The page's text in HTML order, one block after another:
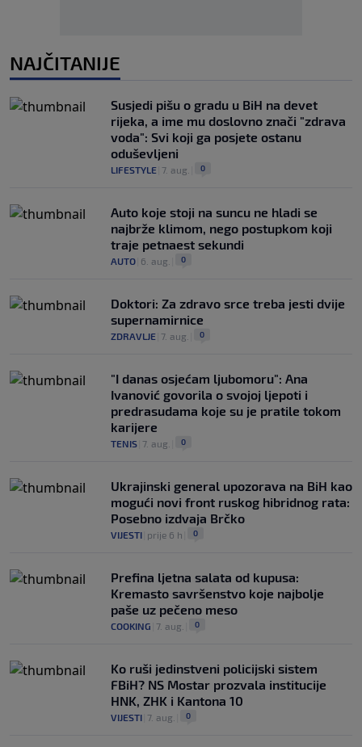
NAJČITANIJE
Susjedi pišu o gradu u BiH na devet
rijeka, a ime mu doslovno znači "zdrava
voda": Svi koji ga posjete ostanu
oduševljeni
LIFESTYLE 7. aug. 0
Auto koje stoji na suncu ne hladi se
najbrže klimom, nego postupkom koji
traje petnaest sekundi
AUTO 6. aug. 0
Doktori: Za zdravo srce treba jesti dvije
supernamirnice
ZDRAVLJE 7. aug. 0
"I danas osjećam ljubomoru": Ana
Ivanović govorila o svojoj ljepoti i
predrasudama koje su je pratile tokom
karijere
TENIS 7. aug. 0
Ukrajinski general upozorava na BiH kao
mogući novi front ruskog hibridnog rata:
Posebno izdvaja Brčko
VIJESTI prije 6 h 0
Prefina ljetna salata od kupusa:
Kremasto savršenstvo koje najbolje
paše uz pečeno meso
COOKING 7. aug. 0
Ko ruši jedinstveni policijski sistem
FBiH? NS Mostar prozvala institucije
HNK, ZHK i Kantona 10
VIJESTI 7. aug. 0